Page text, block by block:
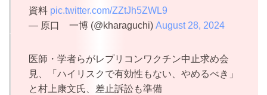
資料 pic.twitter.com/ZZtJh5ZWL9
— 原口 一博 (@kharaguchi) August 28, 2024
医師・学者らがレプリコンワクチン中止求め会
見、「ハイリスクで有効性もない、やめるべき」
と村上康文氏、差止訴訟も準備